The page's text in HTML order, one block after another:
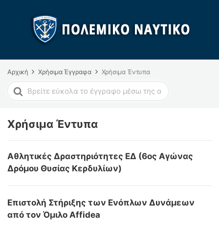
Αρχική Χρήσιμα Έγγραφα Χρήσιμα Έντυπα
Search
For
Χρήσιμα Έντυπα
Αθλητικές Δραστηριότητες ΕΔ (6ος Αγώνας
Δρόμου Θυσίας Κερδυλίων)
Επιστολή Στήριξης των Ενόπλων Δυνάμεων
από τον Όμιλο Affidea